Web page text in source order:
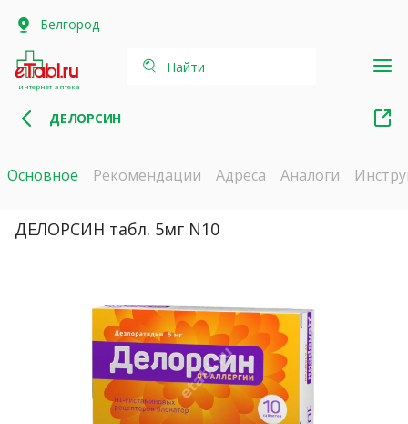
Белгород
интернет-аптека
Найти
ДЕЛОРСИН
Основное Рекомендации Адреса Аналоги
ДЕЛОРСИН табл. 5мг N10